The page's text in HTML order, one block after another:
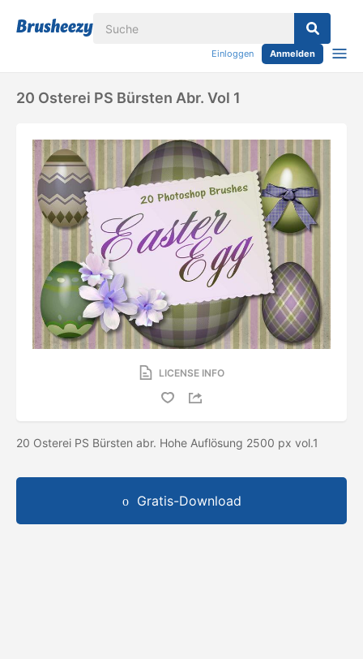
Einloggen Anmelden
20 Osterei PS Bürsten Abr. Vol 1
LICENSE INFO
20 Osterei PS Bürsten abr. Hohe Auflösung 2500 px vol.1
Gratis-Download